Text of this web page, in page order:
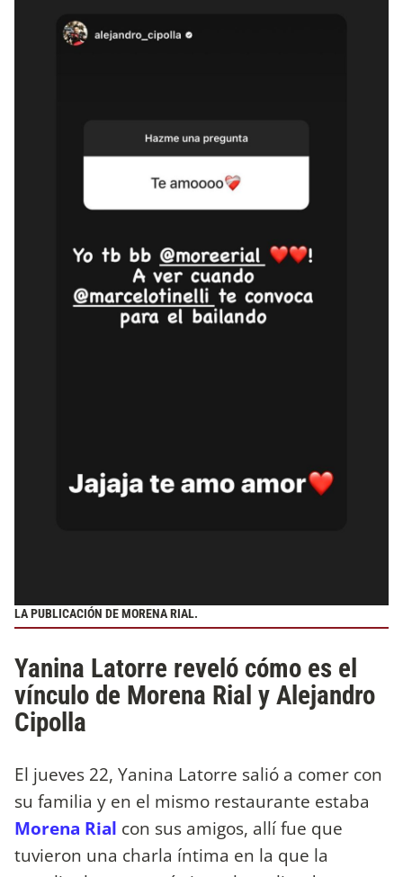
LA PUBLICACIÓN DE MORENA RIAL.
Yanina Latorre reveló cómo es el
vínculo de Morena Rial y Alejandro
Cipolla
El jueves 22, Yanina Latorre salió a comer con
su familia y en el mismo restaurante estaba
Morena Rial con sus amigos, allí fue que
tuvieron una charla íntima en la que la